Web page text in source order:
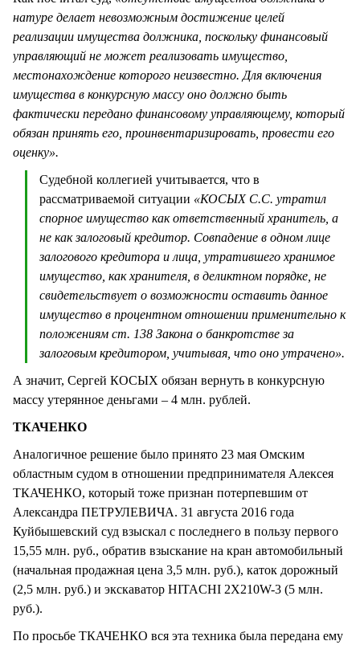
натуре делает невозможным достижение целей
реализации имущества должника, поскольку финансовый
управляющий не может реализовать имущество,
местонахождение которого неизвестно. Для включения
имущества в конкурсную массу оно должно быть
фактически передано финансовому управляющему, который
обязан принять его, проинвентаризировать, провести его
оценку».
Судебной коллегией учитывается, что в
рассматриваемой ситуации «КОСЫХ С.С. утратил
спорное имущество как ответственный хранитель, а
не как залоговый кредитор. Совпадение в одном лице
залогового кредитора и лица, утратившего хранимое
имущество, как хранителя, в деликтном порядке, не
свидетельствует о возможности оставить данное
имущество в процентном отношении применительно к
положениям ст. 138 Закона о банкротстве за
залоговым кредитором, учитывая, что оно утрачено».
А значит, Сергей КОСЫХ обязан вернуть в конкурсную
массу утерянное деньгами – 4 млн. рублей.
ТКАЧЕНКО
Аналогичное решение было принято 23 мая Омским
областным судом в отношении предпринимателя Алексея
ТКАЧЕНКО, который тоже признан потерпевшим от
Александра ПЕТРУЛЕВИЧА. 31 августа 2016 года
Куйбышевский суд взыскал с последнего в пользу первого
15,55 млн. руб., обратив взыскание на кран автомобильный
(начальная продажная цена 3,5 млн. руб.), каток дорожный
(2,5 млн. руб.) и экскаватор HITACHI 2Х210W-3 (5 млн.
руб.).
По просьбе ТКАЧЕНКО вся эта техника была передана ему